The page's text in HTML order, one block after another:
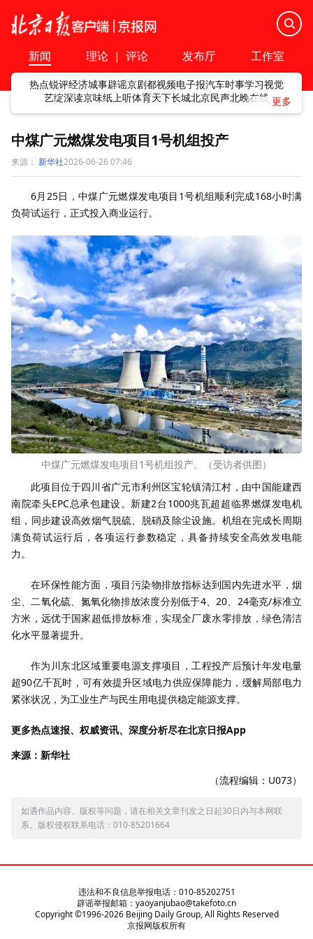
新闻 理论 | 评论 发布厅 工作室
热点锐评经济城事辟谣京剧都视频电子报汽车时事学习视觉
艺绽深读京味纸上听体育天下长城北京民声北晚在线
中煤广元燃煤发电项目1号机组投产
来源： 新华社2026-06-26 07:46
6月25日，中煤广元燃煤发电项目1号机组顺利完成168小时满
负荷试运行，正式投入商业运行。
中煤广元燃煤发电项目1号机组投产。（受访者供图）
此项目位于四川省广元市利州区宝轮镇清江村，由中国能建西
南院牵头EPC总承包建设。新建2台1000兆瓦超超临界燃煤发电机
组，同步建设高效烟气脱硫、脱硝及除尘设施。机组在完成长周期
满负荷试运行后，各项运行参数稳定，具备持续安全高效发电能
力。
在环保性能方面，项目污染物排放指标达到国内先进水平，烟
尘、二氧化硫、氮氧化物排放浓度分别低于4、20、24毫克/标准立
方米，远优于国家超低排放标准，实现全厂废水零排放，绿色清洁
化水平显著提升。
作为川东北区域重要电源支撑项目，工程投产后预计年发电量
超90亿千瓦时，可有效提升区域电力供应保障能力，缓解局部电力
紧张状况，为工业生产与民生用电提供稳定能源支撑。
更多热点速报、权威资讯、深度分析尽在北京日报App
来源：新华社
（流程编辑：U073）
如遇作品内容、版权等问题，请在相关文章刊发之日起30日内与本网联
系。版权侵权联系电话：010-85201664
违法和不良信息举报电话：010-85202751
辟谣举报邮箱：yaoyanjubao@takefoto.cn
Copyright ©1996-2026Beijing Daily Group, All Rights Reserved
京报网版权所有